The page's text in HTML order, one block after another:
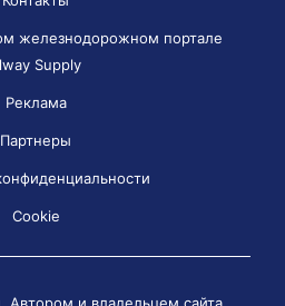
железнодорожном портале
Supply
Реклама
Партнеры
Cookie
Автором и владельцем сайта